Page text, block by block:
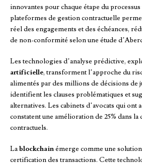
innovantes pour chaque étape du
plateformes de gestion contractuelle
réel des engagements et des échéances,
de non-conformité selon une étude
Les technologies d’analyse prédictive,
artificielle, transforment l’approche du
alimentés par des millions de décisions de
identifient les clauses problématiques et
alternatives. Les cabinets d’avocats qui ont
constatent une amélioration de 25% dans la
contractuels.
Lablockchainémerge comme une
certification des transactions. Cette